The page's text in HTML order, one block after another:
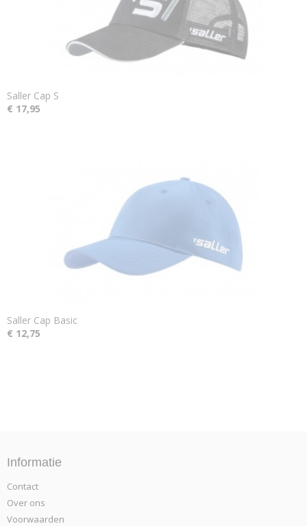
Saller Cap S
€ 17,95
Saller Cap Basic
€ 12,75
Informatie
Contact
Over ons
Voorwaarden